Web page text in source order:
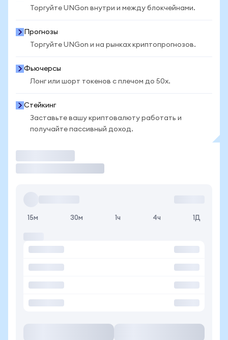
Торгуйте UNGon внутри и между блокчейнами.
Прогнозы
Торгуйте UNGon и на рынках криптопрогнозов.
Фьючерсы
Лонг или шорт токенов с плечом до 50x.
Стейкинг
Заставьте вашу криптовалюту работать и
получайте пассивный доход.
15м 30м 1ч 4ч 1Д